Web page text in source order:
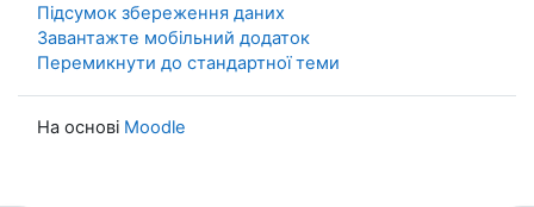
Підсумок збереження даних
Завантажте мобільний додаток
Перемикнути до стандартної теми
На основі Moodle